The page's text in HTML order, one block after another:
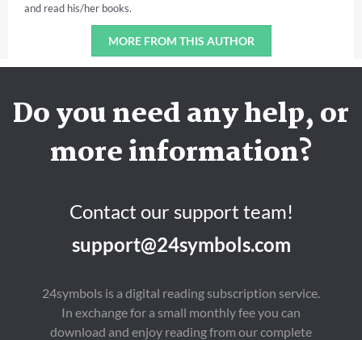
and read his/her books.
MORE FROM THIS AUTHOR
Do you need any help, or
more information?
Contact our support team!
support@24symbols.com
24symbols is a digital reading subscription service.
In exchange for a small monthly fee you can
download and enjoy reading from our complete